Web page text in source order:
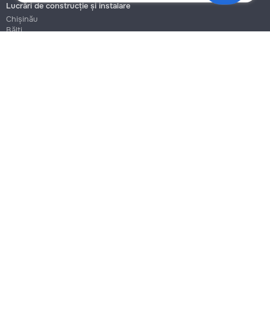
Lucrări de construcție și instalare
Chișinău
Bălți